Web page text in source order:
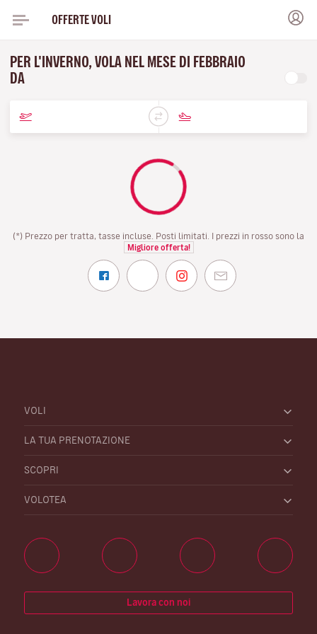
OFFERTE VOLI
PER L'INVERNO, VOLA NEL MESE DI FEBBRAIO
DA
(*) Prezzo per tratta, tasse incluse. Posti limitati. I prezzi in rosso sono la
Migliore offerta!
VOLI
LA TUA PRENOTAZIONE
SCOPRI
VOLOTEA
Lavora con noi